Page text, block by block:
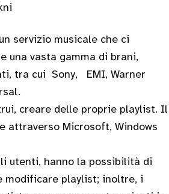
servizio musicale che ci
una vasta gamma di brani,
tra cui Sony, EMI, Warner
creare delle proprie playlist. Il
attraverso Microsoft, Windows
utenti, hanno la possibilità di
modificare playlist; inoltre, i